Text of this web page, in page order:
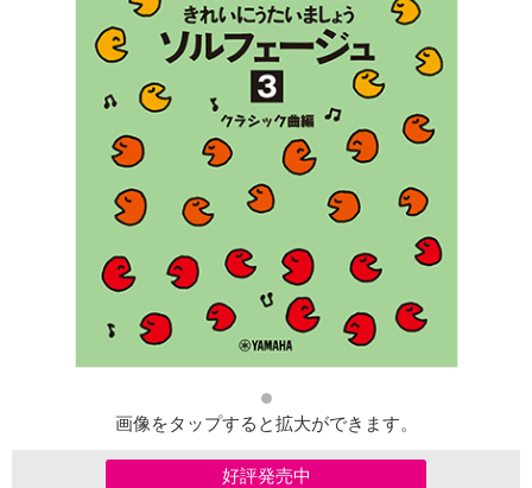
画像をタップすると拡大ができます。
好評発売中